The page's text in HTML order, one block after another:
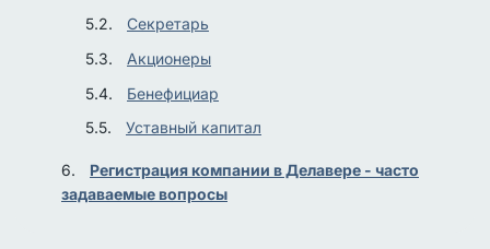
Секретарь
Акционеры
Бенефициар
Уставный капитал
Регистрация компании в Делавере - часто
задаваемые вопросы